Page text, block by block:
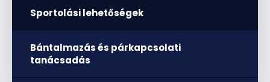
Sportolási lehetőségek
Bántalmazás és párkapcsolati
tanácsadás